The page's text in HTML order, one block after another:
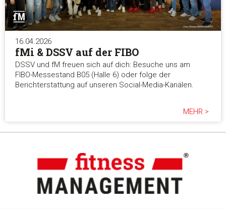
16.04.2026
fMi & DSSV auf der FIBO
DSSV und fM freuen sich auf dich: Besuche uns am
FIBO-Messestand B05 (Halle 6) oder folge der
Berichterstattung auf unseren Social-Media-Kanälen.
MEHR >